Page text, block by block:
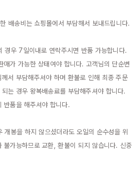
배송비는 쇼핑몰에서 부담해서 보내드립니다.
경우 7일이내로 연락주시면 반품 가능합니다.
매가 가능한 상태여야 합니다. 고객님의 단순변
서 부담해주셔야 하며 환불로 인해 최종 주문
는 경우 왕복배송료를 부담해주셔야 합니다.
반품을 해주셔야 합니다.
봉을 하지 않으셨더라도 오일의 순수성을 위
불가능하므로 교환, 환불이 되지 않습니다. 신중